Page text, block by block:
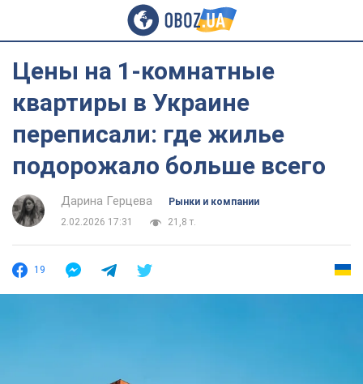
Цены на 1-комнатные
квартиры в Украине
переписали: где жилье
подорожало больше всего
Дарина Герцева
Рынки и компании
2.02.2026 17:31
21,8 т.
19